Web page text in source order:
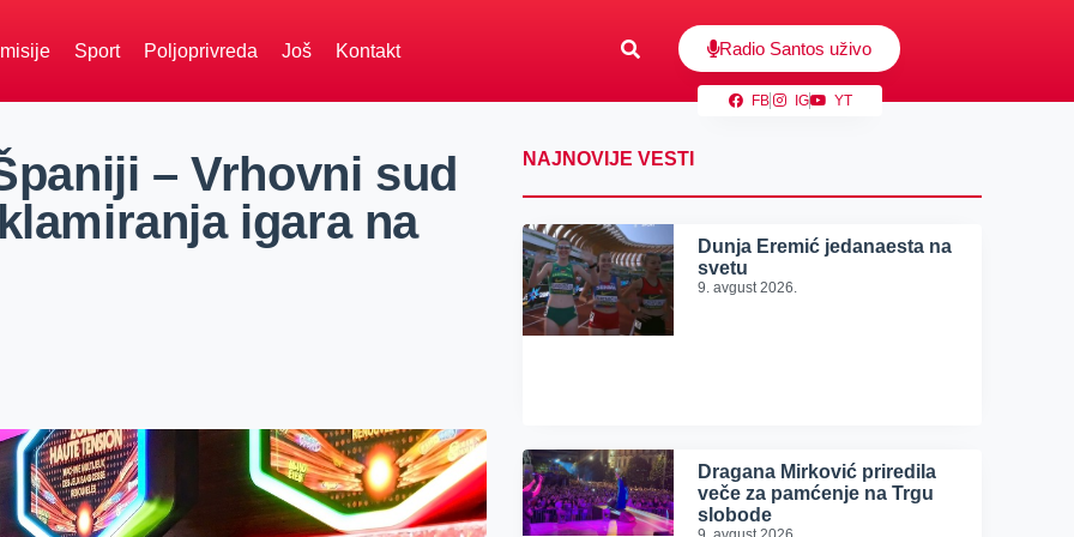
Sport Poljoprivreda Još Kontakt Radio Santos uživo
FB IG YT
– Vrhovni sud
igara na
NAJNOVIJE VESTI
Dunja Eremić jedanaesta na
svetu
9. avgust 2026.
Dragana Mirković priredila
veče za pamćenje na Trgu
slobode